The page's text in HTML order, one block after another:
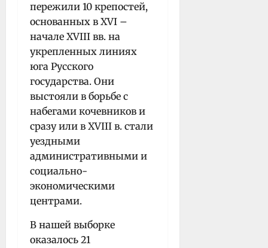
пережили 10 крепостей,
основанных в XVI –
начале XVIII вв. на
укрепленных линиях
юга Русского
государства. Они
выстояли в борьбе с
набегами кочевников и
сразу или в XVIII в. стали
уездными
административными и
социально-
экономическими
центрами.
В нашей выборке
оказалось 21